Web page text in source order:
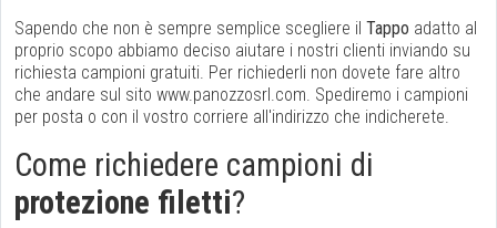
Sapendo che non è sempre semplice scegliere il Tappo adatto al
proprio scopo abbiamo deciso aiutare i nostri clienti inviando su
richiesta campioni gratuiti. Per richiederli non dovete fare altro
che andare sul sito www.panozzosrl.com. Spediremo i campioni
per posta o con il vostro corriere all'indirizzo che indicherete.
Come richiedere campioni di
protezione filetti?